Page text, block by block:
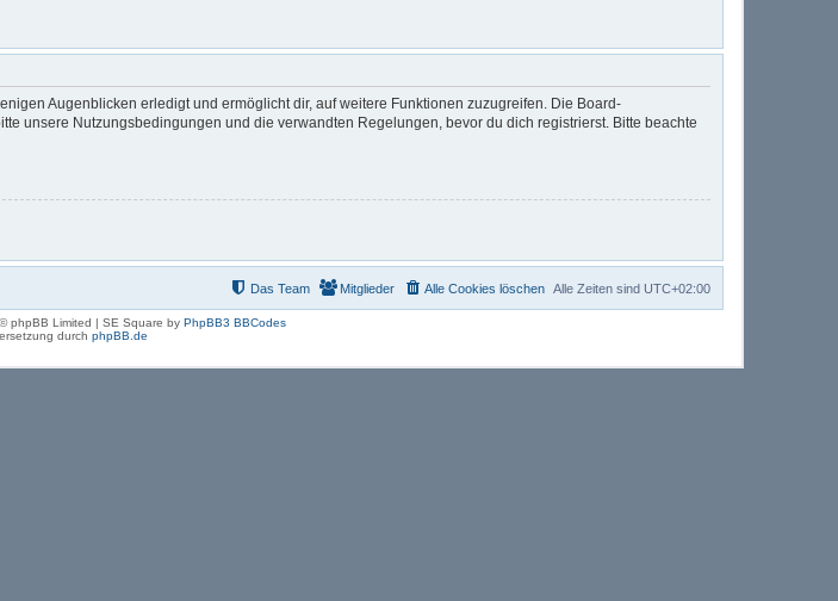
Augenblicken erledigt und ermöglicht dir, auf weitere Funktionen zuzugreifen. Die Board-
unsere Nutzungsbedingungen und die verwandten Regelungen, bevor du dich registrierst. Bitte beachte
Alle Zeiten sind UTC+02:00
Alle Cookies löschen
Mitglieder
Das Team
phpBB Limited | SE Square by PhpBB3 BBCodes
durch phpBB.de